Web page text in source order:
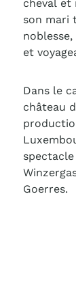
cheval et
son mari
et
Dans le
château
Goerres.